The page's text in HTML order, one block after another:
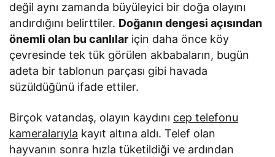
değil aynı zamanda büyüleyici bir doğa olayını
andırdığını belirttiler. Doğanın dengesi açısından
önemli olan bu canlılar için daha önce köy
çevresinde tek tük görülen akbabaların, bugün
adeta bir tablonun parçası gibi havada
süzüldüğünü ifade ettiler.
Birçok vatandaş, olayın kaydını cep telefonu
kameralarıyla kayıt altına aldı. Telef olan
hayvanın sonra hızla tüketildiği ve ardından